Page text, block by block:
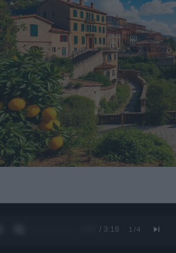
0:28 / 3:16 1 /4